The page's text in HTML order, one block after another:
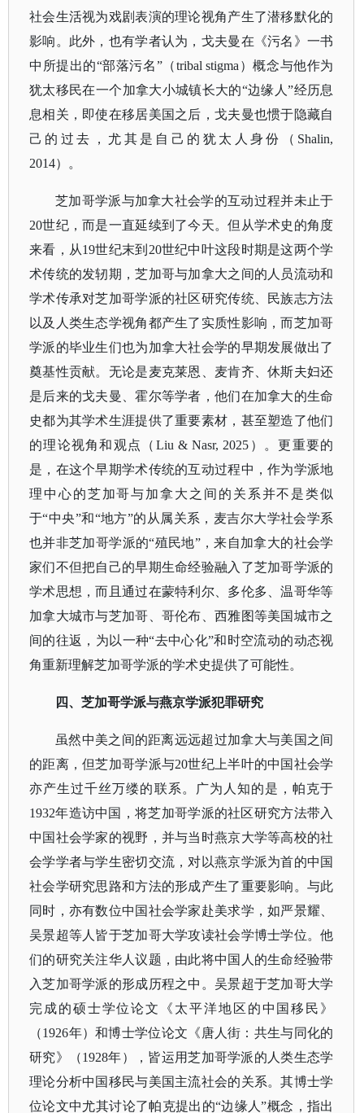
社会生活视为戏剧表演的理论视角产生了潜移默化的
影响。此外，也有学者认为，戈夫曼在《污名》一书
中所提出的“部落污名”（tribal stigma）概念与他作为
犹太移民在一个加拿大小城镇长大的“边缘人”经历息
息相关，即使在移居美国之后，戈夫曼也惯于隐藏自
己的过去，尤其是自己的犹太人身份（Shalin,
2014）。
芝加哥学派与加拿大社会学的互动过程并未止于
20世纪，而是一直延续到了今天。但从学术史的角度
来看，从19世纪末到20世纪中叶这段时期是这两个学
术传统的发轫期，芝加哥与加拿大之间的人员流动和
学术传承对芝加哥学派的社区研究传统、民族志方法
以及人类生态学视角都产生了实质性影响，而芝加哥
学派的毕业生们也为加拿大社会学的早期发展做出了
奠基性贡献。无论是麦克莱恩、麦肯齐、休斯夫妇还
是后来的戈夫曼、霍尔等学者，他们在加拿大的生命
史都为其学术生涯提供了重要素材，甚至塑造了他们
的理论视角和观点（Liu & Nasr, 2025）。更重要的
是，在这个早期学术传统的互动过程中，作为学派地
理中心的芝加哥与加拿大之间的关系并不是类似
于“中央”和“地方”的从属关系，麦吉尔大学社会学系
也并非芝加哥学派的“殖民地”，来自加拿大的社会学
家们不但把自己的早期生命经验融入了芝加哥学派的
学术思想，而且通过在蒙特利尔、多伦多、温哥华等
加拿大城市与芝加哥、哥伦布、西雅图等美国城市之
间的往返，为以一种“去中心化”和时空流动的动态视
角重新理解芝加哥学派的学术史提供了可能性。
四、芝加哥学派与燕京学派犯罪研究
虽然中美之间的距离远远超过加拿大与美国之间
的距离，但芝加哥学派与20世纪上半叶的中国社会学
亦产生过千丝万缕的联系。广为人知的是，帕克于
1932年造访中国，将芝加哥学派的社区研究方法带入
中国社会学家的视野，并与当时燕京大学等高校的社
会学学者与学生密切交流，对以燕京学派为首的中国
社会学研究思路和方法的形成产生了重要影响。与此
同时，亦有数位中国社会学家赴美求学，如严景耀、
吴景超等人皆于芝加哥大学攻读社会学博士学位。他
们的研究关注华人议题，由此将中国人的生命经验带
入芝加哥学派的形成历程之中。吴景超于芝加哥大学
完成的硕士学位论文《太平洋地区的中国移民》
（1926年）和博士学位论文《唐人街：共生与同化的
研究》（1928年），皆运用芝加哥学派的人类生态学
理论分析中国移民与美国主流社会的关系。其博士学
位论文中尤其讨论了帕克提出的“边缘人”概念，指出